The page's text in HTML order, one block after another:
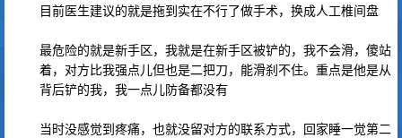
目前医生建议的就是拖到实在不行了做手术，换成人工椎间盘
最危险的就是新手区，我就是在新手区被铲的，我不会滑，傻站
着，对方比我强点儿但也是二把刀，能滑刹不住。重点是他是从
背后铲的我，我一点儿防备都没有
当时没感觉到疼痛，也就没留对方的联系方式，回家睡一觉第二